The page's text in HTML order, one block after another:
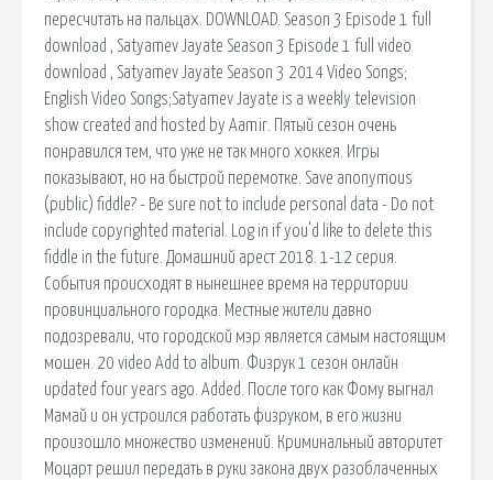
пересчитать на пальцах. DOWNLOAD. Season 3 Episode 1 full
download , Satyamev Jayate Season 3 Episode 1 full video
download , Satyamev Jayate Season 3 2014 Video Songs;
English Video Songs;Satyamev Jayate is a weekly television
show created and hosted by Aamir. Пятый сезон очень
понравился тем, что уже не так много хоккея. Игры
показывают, но на быстрой перемотке. Save anonymous
(public) fiddle? - Be sure not to include personal data - Do not
include copyrighted material. Log in if you'd like to delete this
fiddle in the future. Домашний арест 2018. 1-12 серия.
События происходят в нынешнее время на территории
провинциального городка. Местные жители давно
подозревали, что городской мэр является самым настоящим
мошен. 20 video Add to album. Физрук 1 сезон онлайн
updated four years ago. Added. После того как Фому выгнал
Мамай и он устроился работать физруком, в его жизни
произошло множество изменений. Криминальный авторитет
Моцарт решил передать в руки закона двух разоблаченных